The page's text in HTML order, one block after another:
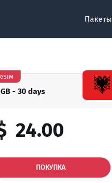
Пакеты
- 30 days
eSIM
24.00
ПОКУПКА